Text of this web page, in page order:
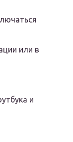
или в
и